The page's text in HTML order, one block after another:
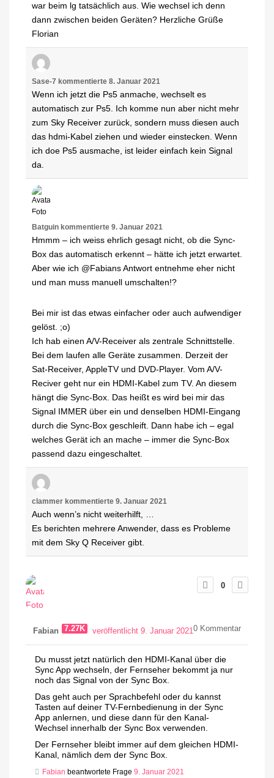
war beim lg tatsächlich aus. Wie wechsel ich denn
dann zwischen beiden Geräten? Herzliche Grüße
Florian
Sase-7 kommentierte 8. Januar 2021
Wenn ich jetzt die Ps5 anmache, wechselt es
automatisch zur Ps5. Ich komme nun aber nicht mehr
zum Sky Receiver zurück, sondern muss diesen auch
das hdmi-Kabel ziehen und wieder einstecken. Wenn
ich doe Ps5 ausmache, ist leider einfach kein Signal
da.
Batguin kommentierte 9. Januar 2021
Hmmm – ich weiss ehrlich gesagt nicht, ob die Sync-
Box das automatisch erkennt – hätte ich jetzt erwartet.
Aber wie ich @Fabians Antwort entnehme eher nicht
und man muss manuell umschalten!?
Bei mir ist das etwas einfacher oder auch aufwendiger
gelöst. ;o)
Ich hab einen A/V-Receiver als zentrale Schnittstelle.
Bei dem laufen alle Geräte zusammen. Derzeit der
Sat-Receiver, AppleTV und DVD-Player. Vom A/V-
Reciver geht nur ein HDMI-Kabel zum TV. An diesem
hängt die Sync-Box. Das heißt es wird bei mir das
Signal IMMER über ein und denselben HDMI-Eingang
durch die Sync-Box geschleift. Dann habe ich – egal
welches Gerät ich an mache – immer die Sync-Box
passend dazu eingeschaltet.
clammer kommentierte 9. Januar 2021
Auch wenn’s nicht weiterhilft, …
Es berichten mehrere Anwender, dass es Probleme
mit dem Sky Q Receiver gibt.
0
Fabian 7.27K veröffentlicht 9. Januar 20210 Kommentar
Du musst jetzt natürlich den HDMI-Kanal über die
Sync App wechseln, der Fernseher bekommt ja nur
noch das Signal von der Sync Box.
Das geht auch per Sprachbefehl oder du kannst
Tasten auf deiner TV-Fernbedienung in der Sync
App anlernen, und diese dann für den Kanal-
Wechsel innerhalb der Sync Box verwenden.
Der Fernseher bleibt immer auf dem gleichen HDMI-
Kanal, nämlich dem der Sync Box.
Fabian beantwortete Frage 9. Januar 2021